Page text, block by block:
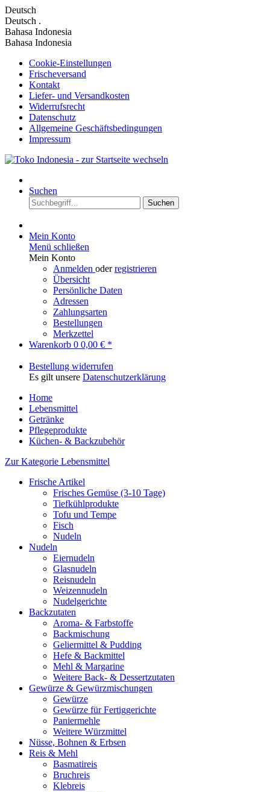
Deutsch
Deutsch .
Bahasa Indonesia
Bahasa Indonesia
Cookie-Einstellungen
Frischeversand
Kontakt
Liefer- und Versandkosten
Widerrufsrecht
Datenschutz
Allgemeine Geschäftsbedingungen
Impressum
Suchen
Suchen
Mein Konto
Menü schließen
Mein Konto
Anmelden oderregistrieren
Übersicht
Persönliche Daten
Adressen
Zahlungsarten
Bestellungen
Merkzettel
Warenkorb 0 0,00 € *
Bestellung widerrufen
Es gilt unsere Datenschutzerklärung
Home
Lebensmittel
Getränke
Pflegeprodukte
Küchen- & Backzubehör
Zur Kategorie Lebensmittel
Frische Artikel
Frisches Gemüse (3-10 Tage)
Tiefkühlprodukte
Tofu und Tempe
Fisch
Nudeln
Nudeln
Eiernudeln
Glasnudeln
Reisnudeln
Weizennudeln
Nudelgerichte
Backzutaten
Aroma- & Farbstoffe
Backmischung
Geliermittel & Pudding
Hefe & Backmittel
Mehl & Margarine
Weitere Back- & Dessertzutaten
Gewürze & Gewürzmischungen
Gewürze
Gewürze für Fertiggerichte
Paniermehle
Weitere Würzmittel
Nüsse, Bohnen & Erbsen
Reis & Mehl
Basmatireis
Bruchreis
Klebreis